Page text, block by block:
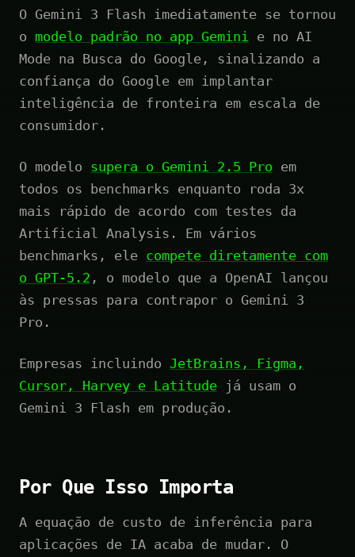
O Gemini 3 Flash imediatamente se tornou
o modelo padrão no app Gemini
e no AI
Mode na Busca do Google, sinalizando a
confiança do Google em implantar
inteligência de fronteira em escala de
consumidor.
O modelo supera o Gemini 2.5 Pro em
todos os benchmarks enquanto roda 3x
mais rápido de acordo com testes da
Artificial Analysis. Em vários
benchmarks, ele compete diretamente com
o GPT-5.2 , o modelo que a OpenAI lançou
às pressas para contrapor o Gemini 3
Pro.
Empresas incluindo JetBrains, Figma,
Cursor, Harvey e Latitude já usam o
Gemini 3 Flash em produção.
Por Que Isso Importa
A equação de custo de inferência para
aplicações de IA acaba de mudar. O